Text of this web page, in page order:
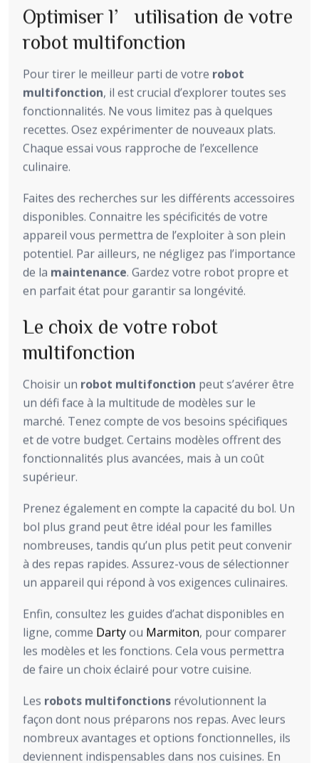
Optimiser l’utilisation de votre
robot multifonction
Pour tirer le meilleur parti de votre robot
multifonction, il est crucial d’explorer toutes ses
fonctionnalités. Ne vous limitez pas à quelques
recettes. Osez expérimenter de nouveaux plats.
Chaque essai vous rapproche de l’excellence
culinaire.
Faites des recherches sur les différents accessoires
disponibles. Connaitre les spécificités de votre
appareil vous permettra de l’exploiter à son plein
potentiel. Par ailleurs, ne négligez pas l’importance
de la maintenance. Gardez votre robot propre et
en parfait état pour garantir sa longévité.
Le choix de votre robot
multifonction
Choisir un robot multifonction peut s’avérer être
un défi face à la multitude de modèles sur le
marché. Tenez compte de vos besoins spécifiques
et de votre budget. Certains modèles offrent des
fonctionnalités plus avancées, mais à un coût
supérieur.
Prenez également en compte la capacité du bol. Un
bol plus grand peut être idéal pour les familles
nombreuses, tandis qu’un plus petit peut convenir
à des repas rapides. Assurez-vous de sélectionner
un appareil qui répond à vos exigences culinaires.
Enfin, consultez les guides d’achat disponibles en
ligne, comme Dartyou Marmiton, pour comparer
les modèles et les fonctions. Cela vous permettra
de faire un choix éclairé pour votre cuisine.
Les robots multifonctions révolutionnent la
façon dont nous préparons nos repas. Avec leurs
nombreux avantages et options fonctionnelles, ils
deviennent indispensables dans nos cuisines. En